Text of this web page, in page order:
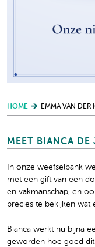
HOME EMMA VAN DER
MEET BIANCA DE
In onze weefselbank
met een gift van een
en vakmanschap, en
precies te bekijken wat
Bianca werkt nu bijna
geworden hoe goed